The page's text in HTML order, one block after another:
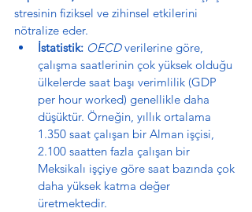
stresinin fiziksel ve zihinsel etkilerini
nötralize eder.
İstatistik: OECD verilerine göre,
çalışma saatlerinin çok yüksek olduğu
ülkelerde saat başı verimlilik (GDP
per hour worked) genellikle daha
düşüktür. Örneğin, yıllık ortalama
1.350 saat çalışan bir Alman işçisi,
2.100 saatten fazla çalışan bir
Meksikalı işçiye göre saat bazında çok
daha yüksek katma değer
üretmektedir.